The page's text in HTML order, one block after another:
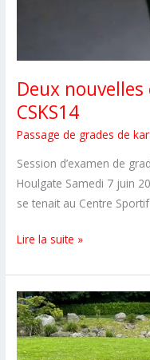
Deux
CSKS14
Passage de grades de
Session d’examen de
Houlgate Samedi 7 juin
se tenait au Centre
Deux
ceintures
noires
au
CSKS14
Lire la suite »